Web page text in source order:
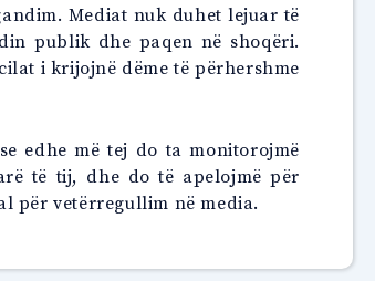
Mediat nuk duhet lejuar të
publik dhe paqen në shoqëri.
i krijojnë dëme të përhershme
edhe më tej do ta monitorojmë
të tij, dhe do të apelojmë për
për vetërregullim në media.